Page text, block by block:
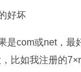
好坏
com或net，最
比如我注册的